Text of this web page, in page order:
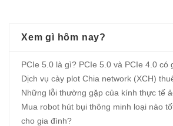
Xem gì hôm nay?
PCIe 5.0 là gì? PCIe 5.0 và PCIe 4.0 có
Dịch vụ cày plot Chia network (XCH)
Những lỗi thường gặp của kính thực tế
Mua robot hút bụi thông minh loại nào
cho gia đình?